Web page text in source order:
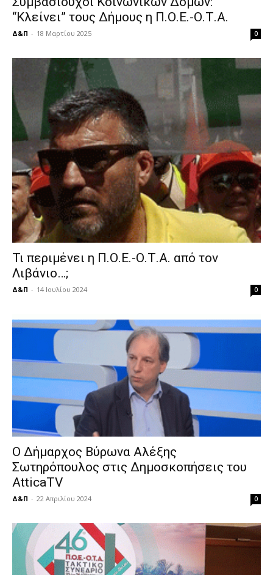
“Κλείνει” τους Δήμους η Π.Ο.Ε.-Ο.Τ.Α.
Δ&Π - 18 Μαρτίου 2025 0
Τι περιμένει η Π.Ο.Ε.-Ο.Τ.Α. από τον
Λιβάνιο…;
Δ&Π - 14 Ιουλίου 2024 0
Ο Δήμαρχος Βύρωνα Αλέξης
Σωτηρόπουλος στις Δημοσκοπήσεις του
AtticaTV
Δ&Π - 22 Απριλίου 2024 0